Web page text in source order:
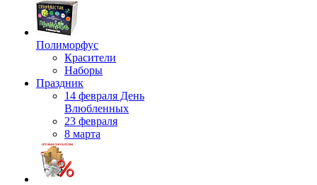
Полиморфус
Красители
Наборы
Праздник
14 февраля День
Влюбленных
23 февраля
8 марта